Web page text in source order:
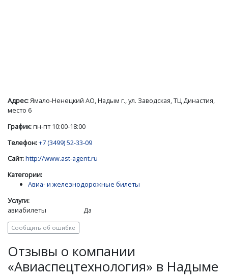
Адрес:Ямало-Ненецкий АО, Надым г., ул. Заводская, ТЦ Династия,
место 6
График:пн-пт 10:00-18:00
Телефон:+7 (3499) 52-33-09
Сайт:http://www.ast-agent.ru
Категории:
Авиа- и железнодорожные билеты
Услуги:
авиабилеты
Да
Сообщить об ошибке
Отзывы о компании
«Авиаспецтехнология» в Надыме